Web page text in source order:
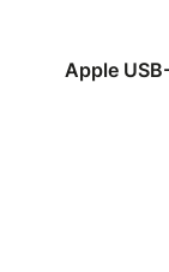
Apple